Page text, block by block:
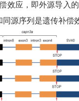
效应，即外源导入
源序列是遗传补偿